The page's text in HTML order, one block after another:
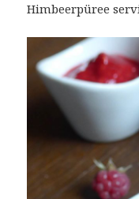
Himbeerpüree